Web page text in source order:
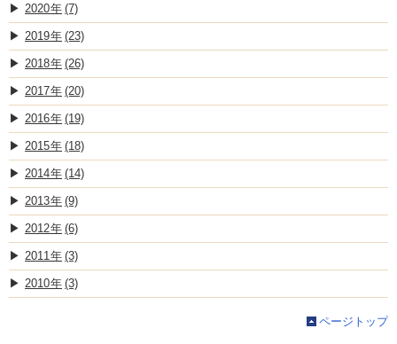
2020 (7)
2019 (23)
2018 (26)
2017 (20)
2016 (19)
2015 (18)
2014 (14)
2013 (9)
2012 (6)
2011 (3)
2010 (3)
ページトップ